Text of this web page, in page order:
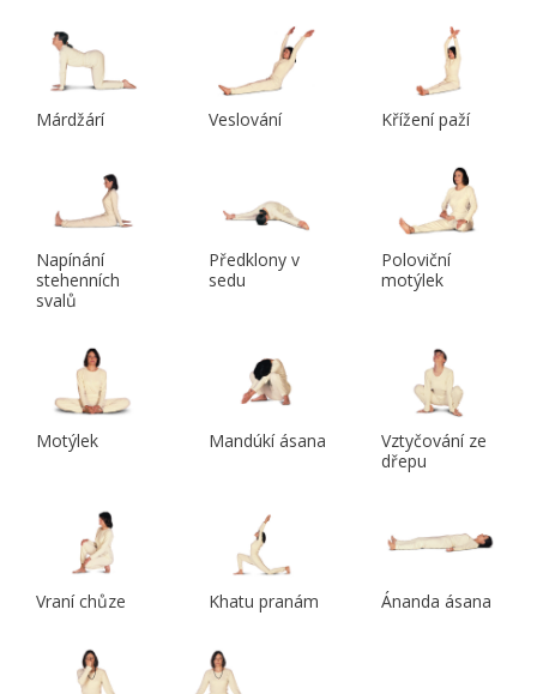
Márdžárí Veslování Křížení paží
Napínání
stehenních
svalů
Předklony v
sedu
Poloviční
motýlek
Motýlek Mandúkí ásana
Vztyčování ze
dřepu
Vraní chůze Khatu pranám Ánanda ásana